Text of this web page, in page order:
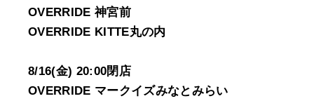
OVERRIDE 神宮前
OVERRIDE KITTE丸の内
8/16(金) 20:00閉店
OVERRIDE マークイズみなとみらい